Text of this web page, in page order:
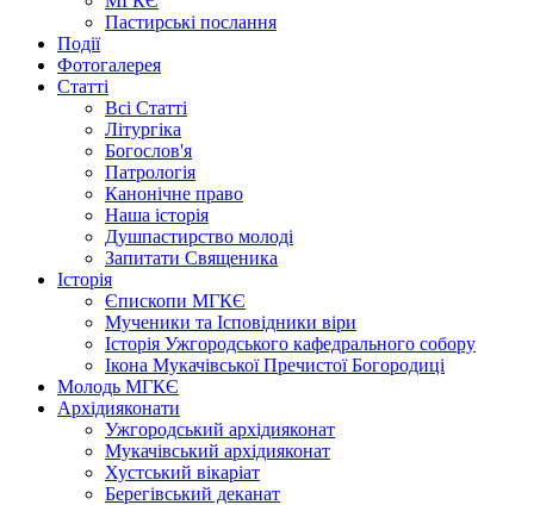
Пастирські послання
Події
Фотогалерея
Статті
Всі Статті
Літургіка
Богослов'я
Патрологія
Канонічне право
Наша історія
Душпастирство молоді
Запитати Священика
Історія
Єпископи МГКЄ
Мученики та Ісповідники віри
Історія Ужгородського кафедрального собору
Ікона Мукачівської Пречистої Богородиці
Молодь МГКЄ
Архідияконати
Ужгородський архідияконат
Мукачівський архідияконат
Хустський вікаріат
Берегівський деканат